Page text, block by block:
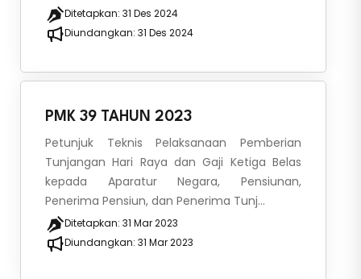
Ditetapkan: 31 Des 2024
Diundangkan: 31 Des 2024
PMK 39 TAHUN 2023
Petunjuk Teknis Pelaksanaan Pemberian
Tunjangan Hari Raya dan Gaji Ketiga Belas
kepada Aparatur Negara, Pensiunan,
Penerima Pensiun, dan Penerima Tunj...
Ditetapkan: 31 Mar 2023
Diundangkan: 31 Mar 2023